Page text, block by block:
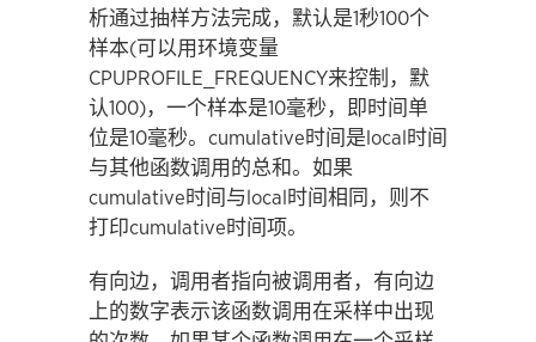
析通过抽样方法完成，默认是1秒100个
样本(可以用环境变量
CPUPROFILE_FREQUENCY来控制，默
认100)，一个样本是10毫秒，即时间单
位是10毫秒。cumulative时间是local时间
与其他函数调用的总和。如果
cumulative时间与local时间相同，则不
打印cumulative时间项。
有向边，调用者指向被调用者，有向边
上的数字表示该函数调用在采样中出现